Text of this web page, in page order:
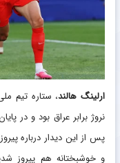
ارلینگ هالند، ستاره تیم
نروژ برابر عراق بود و در
پس از این دیدار درباره
و خوشبختانه هم پیروز